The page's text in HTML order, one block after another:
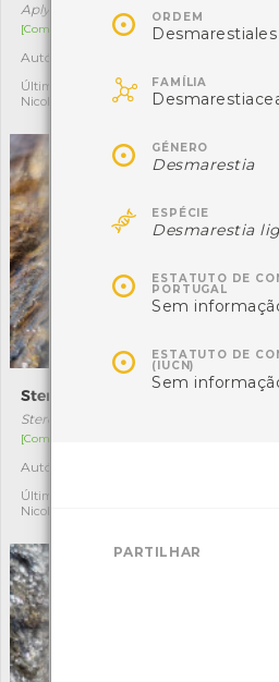
Aplysia depilans
[Comum]
Autóctone
Última observação por:
Nicole Viana
Steromphala umbilicalis
Steromphala umbilicalis
[Comum]
Autóctone
Última observação por:
Nicole Viana
 ORDEM
Desmarestiales
 FAMÍLIA
 GÉNERO
Desmarestia
 ESPÉCIE
Desmarestia
 ESTATUTO DE
PORTUGAL
Sem
 ESTATUTO DE
(IUCN)
Sem
PARTILHAR